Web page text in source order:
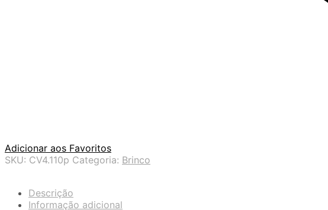
Adicionar aos Favoritos
SKU: CV4.110p Categoria: Brinco
Descrição
Informação adicional